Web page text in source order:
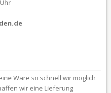
Ware so schnell wir möglich
wir eine Lieferung